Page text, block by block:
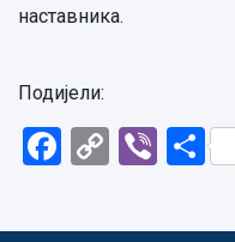
наставника.
Подијели:
Facebook
CopyViber